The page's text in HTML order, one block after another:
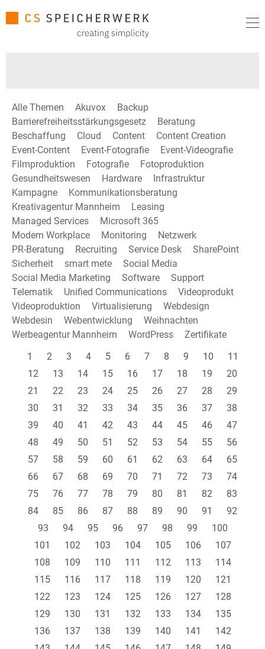
Alle Themen Akuvox
Backup
Barrierefreiheitsstärkungsgesetz
Beratung
Beschaffung
Cloud Content
Content Creation
Event-Content
Event-Fotografie
Event-Videografie
Filmproduktion
Fotografie
Fotoproduktion
Gesundheitswesen
Hardware
Infrastruktur
Kampagne
Kommunikationsberatung
Kreativagentur Mannheim
Leasing
Managed Services
Microsoft 365
Modern Workplace
Monitoring
Netzwerk
PR-Beratung
Recruiting Service Desk
SharePoint
Sicherheit
smart mete
Social Media
Social Media Marketing
Software
Support
Telematik
Unified Communications
Videoprodukt
Videoproduktion
Virtualisierung
Webdesign
Webdesin
Webentwicklung
Weihnachten
Werbeagentur Mannheim
WordPress
Zertifikate
1
2 3 4 5 6 7 8 9 10
11
12
13 14 15 16 17 18 19
20
21
22 23 24 25 26 27 28
29
30
31 32 33 34 35 36 37
38
39
40 41 42 43 44 45 46
47
48
49 50 51 52 53 54 55
56
57
58 59 60 61 62 63 64
65
66
67 68 69 70 71 72 73
74
75
76 77 78 79 80 81 82
83
84
85 86 87 88 89 90 91
92
93
94 95 96 97 98 99
100
101
102 103 104 105 106
107
108
109 110 111 112 113
114
115
116 117 118 119 120
121
122
123 124 125 126 127
128
129
130 131 132 133 134
135
136
137 138 139 140 141
142